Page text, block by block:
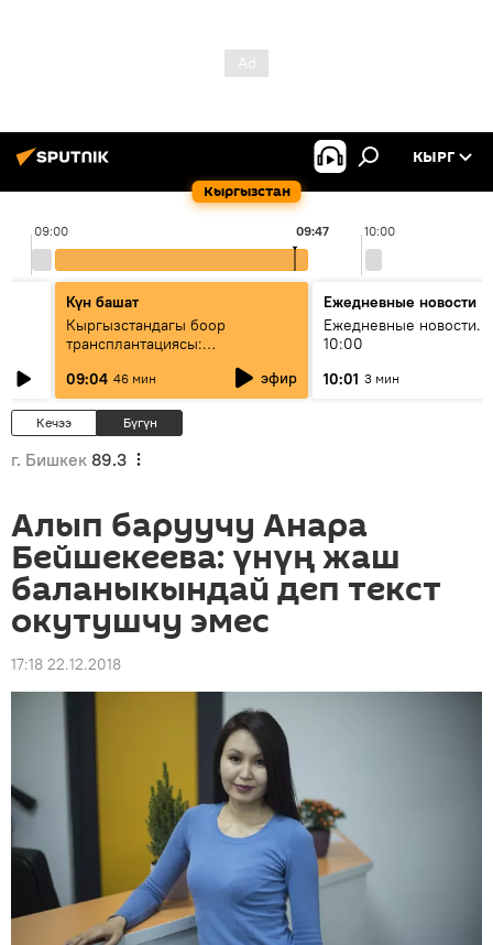
Кыргызстан
КЫРГ
09:00 10:00
09:47
Күн башат
Кыргызстандагы боор
трансплантациясы:
жетишкендиктер жана өнүгүү
келечеги
09:04 46 мин эфир
Ежедневные новости
Ежедневные новости.
10:00
10:01 3 мин
Кечээ Бүгүн
г. Бишкек 89.3
Алып баруучу Анара
Бейшекеева: үнүң жаш
баланыкындай деп текст
окутушчу эмес
17:18 22.12.2018